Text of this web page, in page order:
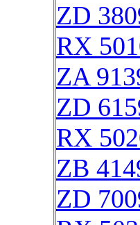
ZD
RX
ZA
ZD
RX
ZB
ZD